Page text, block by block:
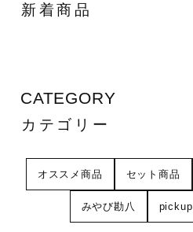
新着商品
CATEGORY
カテゴリー
オススメ商品 セット商品
みやび勘八 pickup